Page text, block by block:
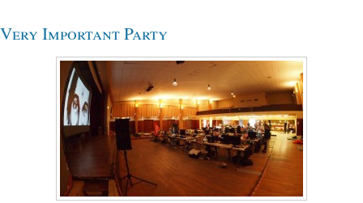
Very Important Party